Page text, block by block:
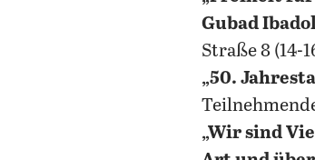
Gubad
Straße 8 (14-
„50.
„Wir sind